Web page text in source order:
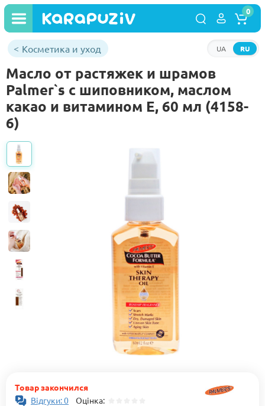
RU
UA
0
Косметика и уход
Масло от растяжек и шрамов
Palmer`s с шиповником, маслом
какао и витамином Е, 60 мл (4158-
6)
Товар закончился
Відгуки: 0 Оцінка: